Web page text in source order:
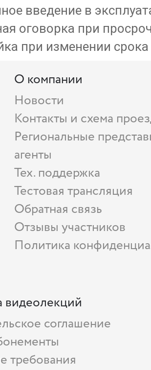
введение в
оговорка при
при изменении
О компании
Новости
Контакты и схема
Региональные
агенты
Тех. поддержка
Тестовая трансляция
Обратная связь
Отзывы участников
Политика
видеолекций
соглашение
требования